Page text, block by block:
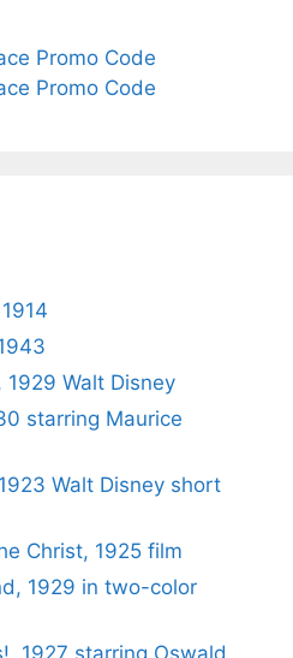
Promo Code
Promo Code
Walt Disney
starring Maurice
Walt Disney short
Christ, 1925 film
1929 in two-color
1927 starring Oswald